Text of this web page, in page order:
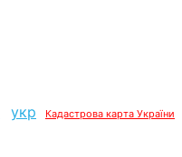
укр Кадастрова карта України